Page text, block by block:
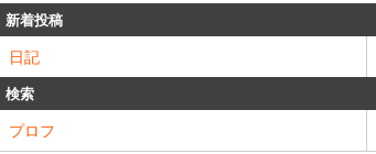
新着投稿
日記
検索
プロフ